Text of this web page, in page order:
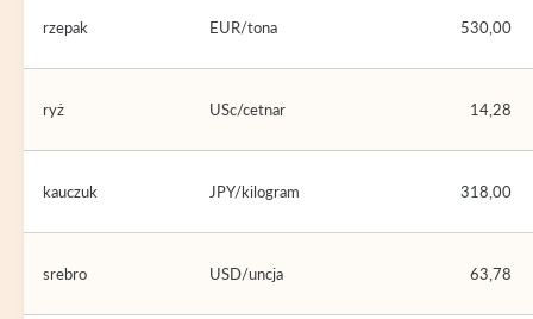
rzepak EUR/tona 530,00
ryż USc/cetnar 14,28
kauczuk JPY/kilogram 318,00
srebro USD/uncja 63,78